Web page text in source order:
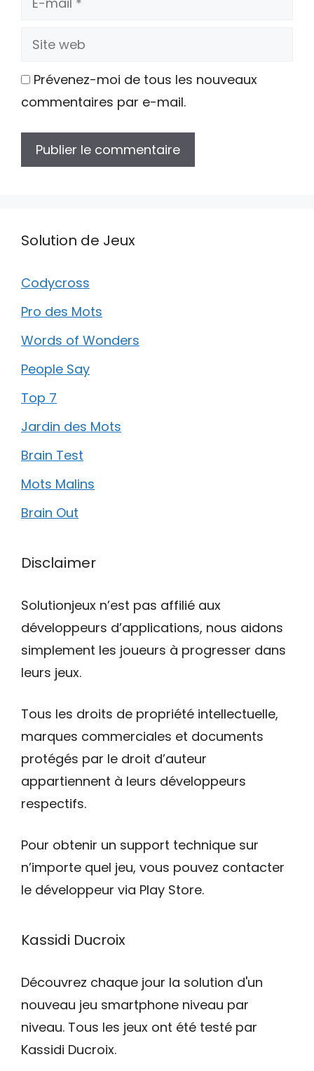
Site
Prévenez-moi de tous les nouveaux
commentaires par e-mail.
Solution de Jeux
Codycross
Pro des Mots
Words of Wonders
People Say
Top 7
Jardin des Mots
Brain Test
Mots Malins
Brain Out
Disclaimer
Solutionjeux n’est pas affilié aux
développeurs d’applications, nous aidons
simplement les joueurs à progresser dans
leurs jeux.
Tous les droits de propriété intellectuelle,
marques commerciales et documents
protégés par le droit d’auteur
appartiennent à leurs développeurs
respectifs.
Pour obtenir un support technique sur
n’importe quel jeu, vous pouvez contacter
le développeur via Play Store.
Kassidi Ducroix
Découvrez chaque jour la solution d'un
nouveau jeu smartphone niveau par
niveau. Tous les jeux ont été testé par
Kassidi Ducroix.